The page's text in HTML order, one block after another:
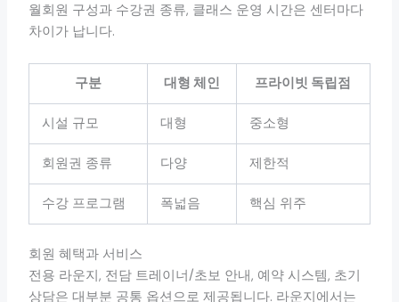
월회원 구성과 수강권 종류, 클래스 운영 시간은 센터마다
차이가 납니다.
구분 대형 체인 프라이빗 독립점
시설 규모 대형 중소형
회원권 종류 다양 제한적
수강 프로그램 폭넓음 핵심 위주
회원 혜택과 서비스
전용 라운지, 전담 트레이너/초보 안내, 예약 시스템, 초기
상담은 대부분 공통 옵션으로 제공됩니다. 라운지에서는